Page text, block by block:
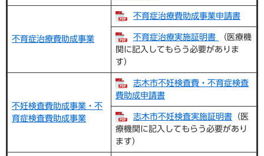
不育症治療費助成事業
不育症治療費助成事業申請書
不育症治療実施証明書
（医療機
関に記入してもらう必要がありま
す）
不妊検査費助成事業・不
育症検査費助成事業
志木市不妊検査費・不育症検査
費助成申請書
志木市不妊検査実施証明書 （医
療機関に記入してもらう必要があり
ます）